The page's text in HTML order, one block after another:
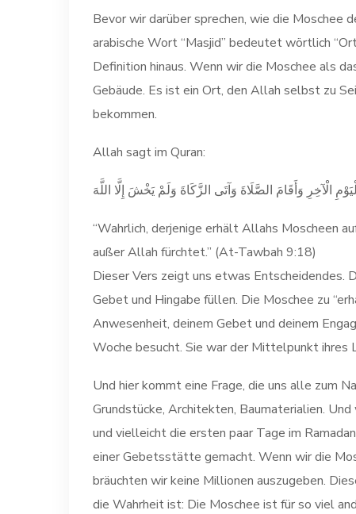
Bevor wir darüber sprechen, wie die Moschee
arabische Wort “Masjid” bedeutet wörtlich
Definition hinaus. Wenn wir die Moschee als
Gebäude. Es ist ein Ort, den Allah selbst zu
bekommen.
Allah sagt im Quran:
الْآخِرِ وَأَقَامَ الصَّلَاةَ وَآتَى الزَّكَاةَ وَلَمْ يَخْشَ إِلَّا اللَّهَ
“Wahrlich, derjenige erhält Allahs Moscheen
außer Allah fürchtet.” (At-Tawbah 9:18)
Dieser Vers zeigt uns etwas Entscheidendes.
Gebet und Hingabe füllen. Die Moschee zu
Anwesenheit, deinem Gebet und deinem
Woche besucht. Sie war der Mittelpunkt ihres
Und hier kommt eine Frage, die uns alle zum
Grundstücke, Architekten, Baumaterialien.
und vielleicht die ersten paar Tage im
einer Gebetsstätte gemacht. Wenn wir die
bräuchten wir keine Millionen auszugeben.
die Wahrheit ist: Die Moschee ist für so viel